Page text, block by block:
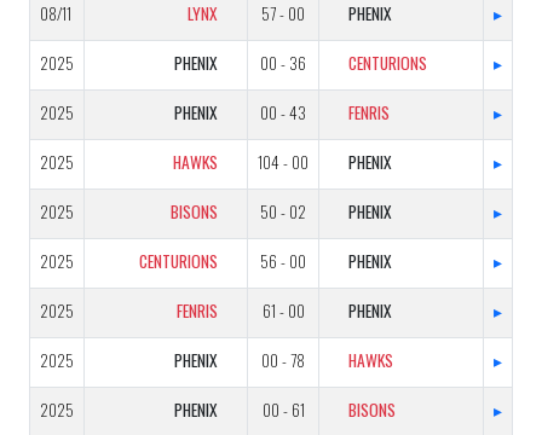
08/11
LYNX 57 - 00 PHENIX ▸
2025 PHENIX 00 - 36 CENTURIONS ▸
2025 PHENIX 00 - 43 FENRIS ▸
2025 HAWKS 104 - 00 PHENIX ▸
2025 BISONS 50 - 02 PHENIX ▸
2025 CENTURIONS 56 - 00 PHENIX ▸
2025 FENRIS 61 - 00 PHENIX ▸
2025 PHENIX 00 - 78 HAWKS ▸
2025 PHENIX 00 - 61 BISONS ▸